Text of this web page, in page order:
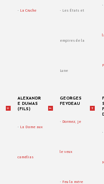
• La Cruche • Les États et
empires de la
Lune
•
ALEXANDR
E DUMAS
(FILS)
• La Dame aux
camélias
GEORGES
FEYDEAU
• Dormez, je
le veux
• Feu la mère
•